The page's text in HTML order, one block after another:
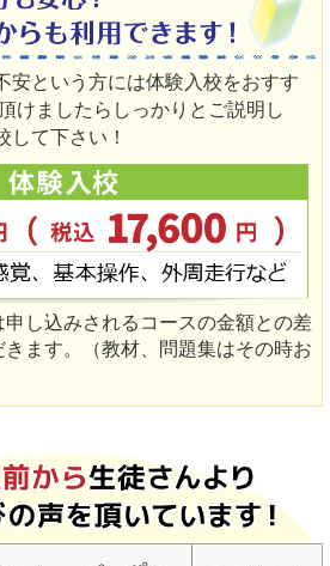
安という方には体験入校をおすす
けましたらしっかりとご説明し
して下さい！
し込みされるコースの金額との差
ます。（教材、問題集はその時お